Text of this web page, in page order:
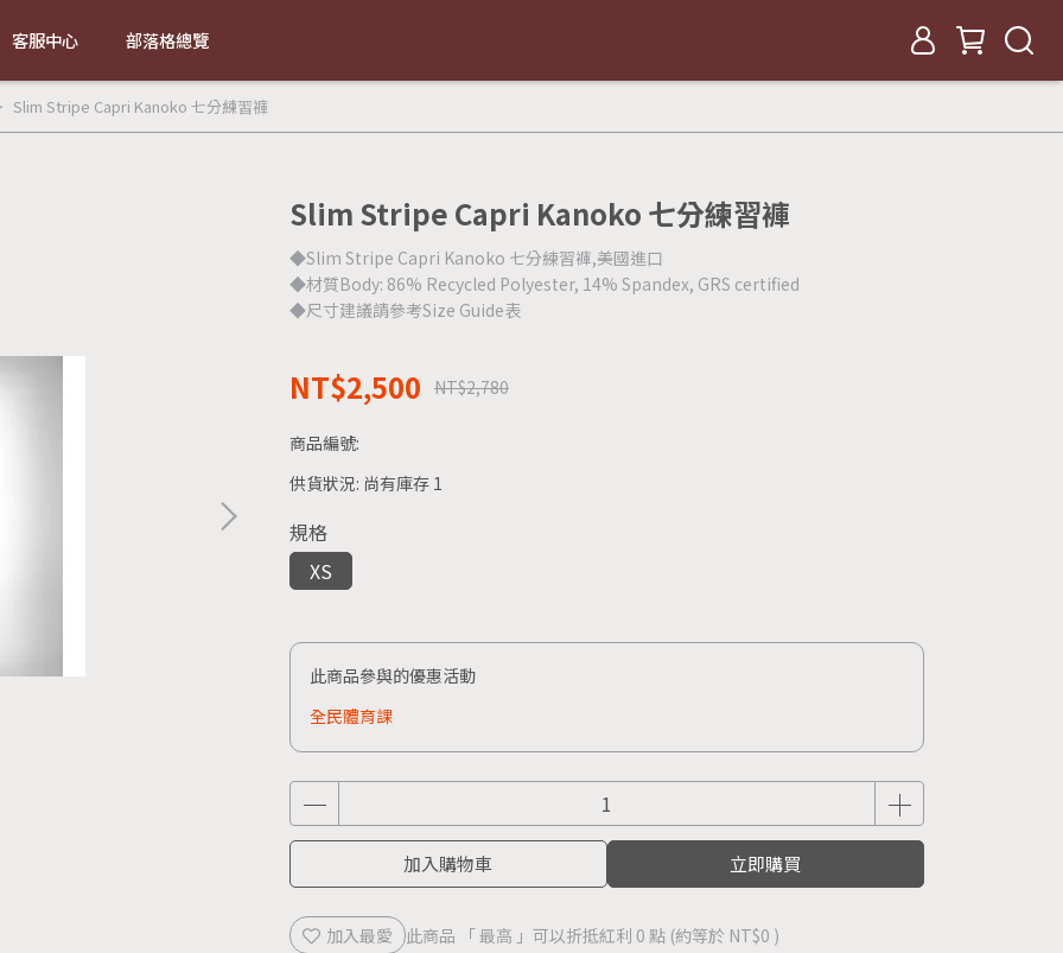
客服中心 部落格總覽
Slim Stripe Capri Kanoko 七分練習褲
Slim Stripe Capri Kanoko 七分練習褲
◆Slim Stripe Capri Kanoko 七分練習褲,美國進口
◆材質Body: 86% Recycled Polyester, 14% Spandex, GRS certified
◆尺寸建議請參考Size Guide表
NT$2,500 NT$2,780
商品編號:
供貨狀況: 尚有庫存 1
規格
XS
此商品參與的優惠活動
全民體育課
加入購物車 立即購買
加入最愛 此商品 「 最高 」可以折抵紅利 0 點 (約等於 NT$0 )